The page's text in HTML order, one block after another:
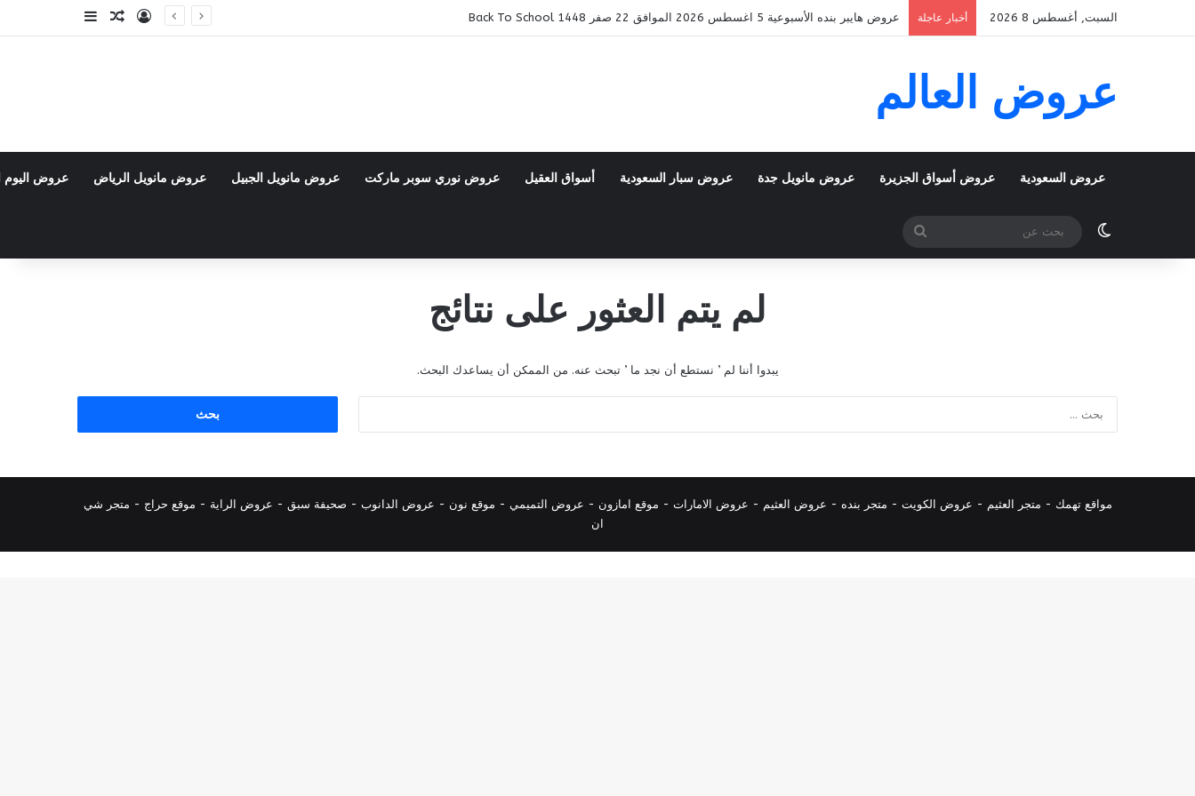
السبت, أغسطس 8 2026 أخبار عاجلة عروض هايبر بنده الأسبوعية 5 اغسطس 2026 الموافق 22 صفر 1448 Back To School تسجيل الدخول
مقال عشوائي
إضافة عمود
عروض العالم
عروض السعودية عروض أسواق الجزيرة عروض مانويل جدة عروض سبار السعودية أسواق العقيل عروض نوري سوبر ماركت عروض مانويل الجبيل عروض مانويل الرياض عروض اليوم
الوضع المظلم
بحث
عن
لم يتم العثور على نتائج
يبدوا أننا لم ’ نستطع أن نجد ما ’ تبحث عنه. من الممكن أن يساعدك البحث.
مواقع تهمك - متجر العثيم - عروض الكويت - متجر بنده - عروض العثيم - عروض الامارات - موقع امازون - عروض التميمي - موقع نون - عروض الدانوب - صحيفة سبق - عروض الراية - موقع حراج - متجر شي
ان